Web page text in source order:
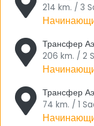
ресторанов и
альтернативы не
тех, кто хочет
Среди мест в
посетить и
деревня
Гювер,
природных
214 km. / 3
Трансфер
206 km. / 2
Трансфер
74 km. / 1